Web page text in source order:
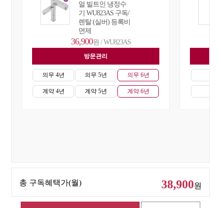
얼 빌트인 냉정수
기 WU823AS 구독/
렌탈 (실버) 등록비
면제
36,900원 / WU823AS
방문관리
의무 4년
계약 4년
의무 5년
계약 5년
의무 6년
계약 6년
총 구독혜택가(월) 38,900원